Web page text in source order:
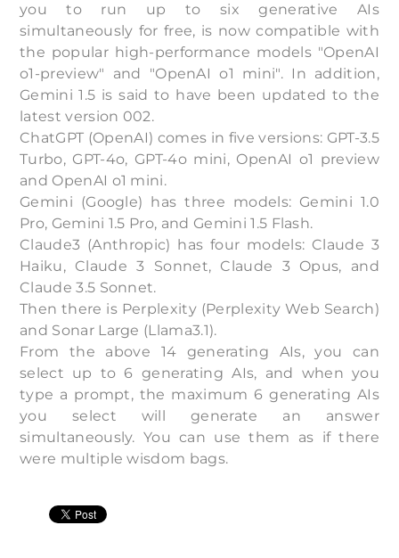
you to run up to six generative AIs
simultaneously for free, is now compatible with
the popular high-performance models "OpenAI
o1-preview" and "OpenAI o1 mini". In addition,
Gemini 1.5 is said to have been updated to the
latest version 002.
ChatGPT (OpenAI) comes in five versions: GPT-3.5
Turbo, GPT-4o, GPT-4o mini, OpenAI o1 preview
and OpenAI o1 mini.
Gemini (Google) has three models: Gemini 1.0
Pro, Gemini 1.5 Pro, and Gemini 1.5 Flash.
Claude3 (Anthropic) has four models: Claude 3
Haiku, Claude 3 Sonnet, Claude 3 Opus, and
Claude 3.5 Sonnet.
Then there is Perplexity (Perplexity Web Search)
and Sonar Large (Llama3.1).
From the above 14 generating AIs, you can
select up to 6 generating AIs, and when you
type a prompt, the maximum 6 generating AIs
you select will generate an answer
simultaneously. You can use them as if there
were multiple wisdom bags.